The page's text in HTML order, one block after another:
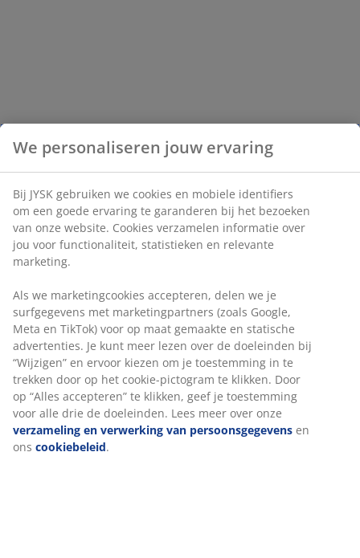
We personaliseren jouw ervaring
Bij JYSK gebruiken we cookies en mobiele identifiers
om een goede ervaring te garanderen bij het bezoeken
van onze website. Cookies verzamelen informatie over
jou voor functionaliteit, statistieken en relevante
marketing.
Als we marketingcookies accepteren, delen we je
surfgegevens met marketingpartners (zoals Google,
Meta en TikTok) voor op maat gemaakte en statische
advertenties. Je kunt meer lezen over de doeleinden bij
“Wijzigen” en ervoor kiezen om je toestemming in te
trekken door op het cookie-pictogram te klikken. Door
op “Alles accepteren” te klikken, geef je toestemming
voor alle drie de doeleinden. Lees meer over onze
verzameling en verwerking van persoonsgegevens en
ons cookiebeleid.